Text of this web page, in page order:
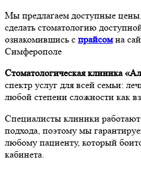
Мы предлагаем доступные
сделать стоматологию
ознакомившись с прайсомна
Симферополе
Стоматологическая клиника
спектр услуг для всей семьи:
любой степени сложности как
Специалисты клиники
подхода, поэтому мы
любому пациенту, который
кабинета.